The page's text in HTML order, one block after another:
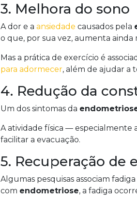
3. Melhora do sono
A dor e a ansiedade causados pela
o que, por sua vez, aumenta ainda
Mas a prática de exercício é
para adormecer, além de ajudar a
4. Redução da
Um dos sintomas da
A atividade física — especialmente
facilitar a evacuação.
5. Recuperação de
Algumas pesquisas associam
com endometriose, a fadiga